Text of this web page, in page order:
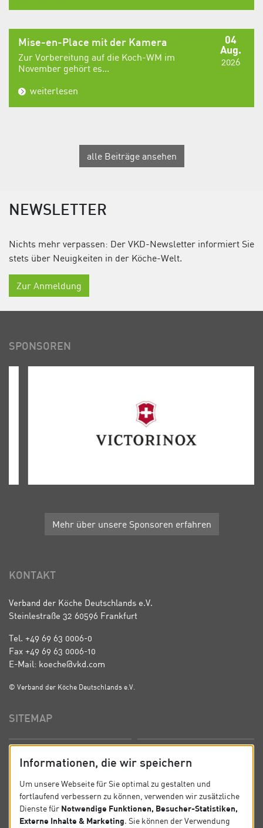
04
Aug.
2026
Mise-en-Place mit der Kamera
Zur Vorbereitung auf die Koch-WM im
November gehört es...
weiterlesen
alle Beiträge ansehen
NEWSLETTER
Nichts mehr verpassen: Der VKD-Newsletter informiert Sie
stets über Neuigkeiten in der Köche-Welt.
Zur Anmeldung
SPONSOREN
Mehr über unsere Sponsoren erfahren
KONTAKT
Verband der Köche Deutschlands e.V.
Steinlestraße 32 60596 Frankfurt
Tel. +49 69 63 0006-0
Fax +49 69 63 0006-10
E-Mail: koeche@vkd.com
© Verband der Köche Deutschlands e.V.
SITEMAP
News Kontakt
Datenschutz Impressum
Informationen, die wir speichern
Um unsere Webseite für Sie optimal zu gestalten und
fortlaufend verbessern zu können, verwenden wir zusätzliche
Dienste für Notwendige Funktionen, Besucher-Statistiken,
Externe Inhalte & Marketing. Sie können der Verwendung